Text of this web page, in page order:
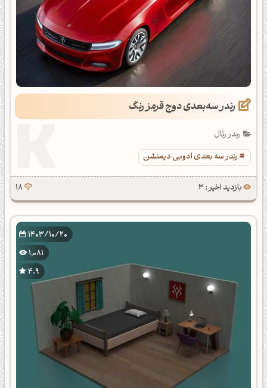
رندر سه‌بعدی دوج قرمز رنگ
رندر رئال
رندر سه بعدی ادوبی دیمنشن
بازدید اخیر : 3 18
1403/10/20
1,081
4.9